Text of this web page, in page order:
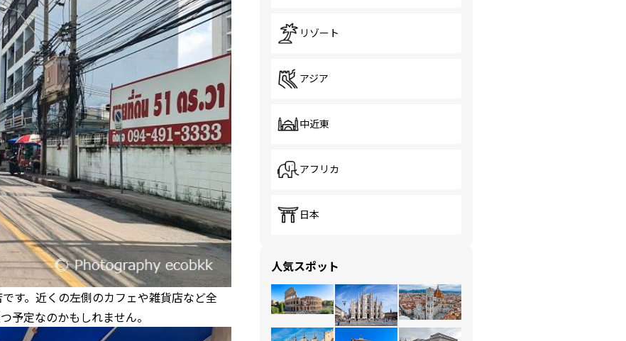
す。近くの左側のカフェや雑貨店など全
予定なのかもしれません。
リゾート
アジア
中近東
アフリカ
日本
人気スポット